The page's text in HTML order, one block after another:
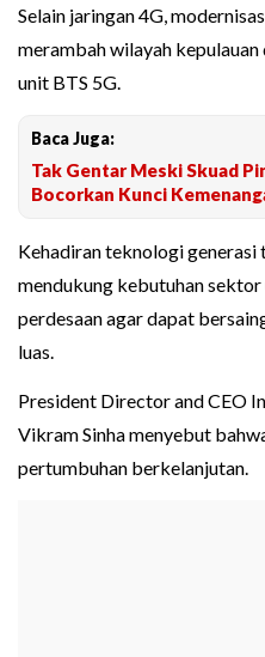
Selain jaringan 4G,
merambah wilayah
unit BTS 5G.
Baca Juga:
Tak Gentar Meski Skuad
Bocorkan Kunci
Kehadiran teknologi
mendukung kebutuhan
perdesaan agar dapat
luas.
President Director and CEO
Vikram Sinha menyebut
pertumbuhan berkelanjutan.